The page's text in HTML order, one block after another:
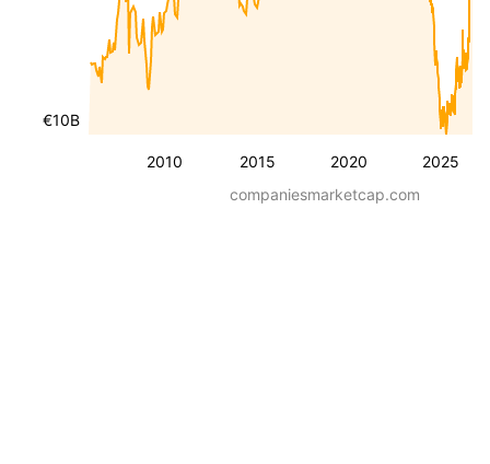
2010 2015 2020 2025
€10B
companiesmarketcap.com